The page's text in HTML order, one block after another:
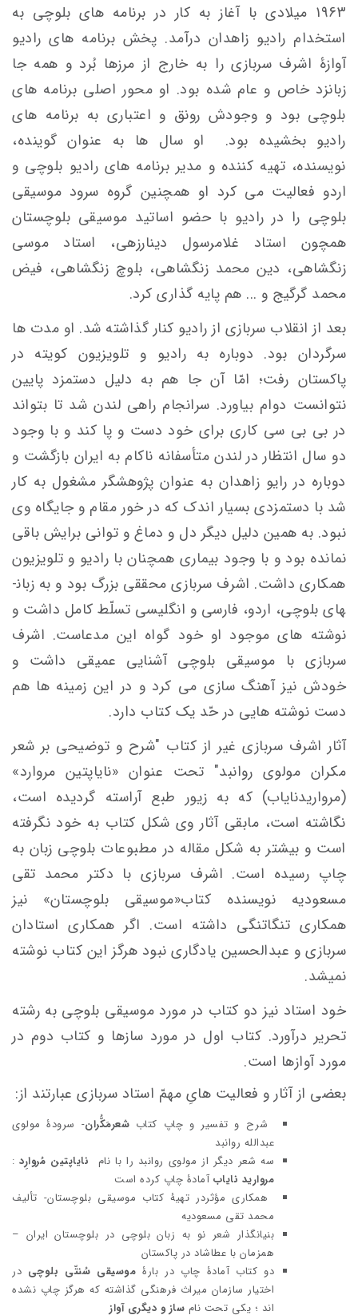
1963 میلادی با آغاز به کار در برنامه های بلوچی به
استخدام رادیو زاهدان درآمد. پخش برنامه های رادیو
آوازۀ اشرف سربازی را به خارج از مرزها بُرد و همه جا
زبانزد خاص و عام شده بود. او محور اصلی برنامه های
بلوچی بود و وجودش رونق و اعتباری به برنامه های
رادیو بخشیده بود. او سال ها به عنوان گوینده،
نویسنده، تهیه کننده و مدیر برنامه های رادیو بلوچی و
اردو فعالیت می کرد او همچنین گروه سرود موسیقی
بلوچی را در رادیو با حضو اساتید موسیقی بلوچستان
همچون استاد غلامرسول دینارزهی، استاد موسی
زنگشاهی، دین محمد زنگشاهی، بلوچ زنگشاهی، فیض
محمد گرگیج و ... هم پایه ­گذاری کرد.
بعد از انقلاب سربازی از رادیو کنار گذاشته شد. او مدت ها
سرگردان بود. دوباره به رادیو و تلویزیون کویته در
پاکستان رفت؛ امّا آن جا هم به دلیل دستمزد پایین
نتوانست دوام بیاورد. سرانجام راهی لندن شد تا بتواند
در بی­ بی­ سی کاری برای خود دست و پا کند و با وجود
دو سال انتظار در لندن متأسفانه ناکام به ایران بازگشت و
دوباره در رایو زاهدان به عنوان پژوهشگر مشغول به کار
شد با دستمزدی بسیار اندک که در خور مقام و جایگاه وی
نبود. به همین دلیل دیگر دل و دماغ و توانی برایش باقی
نمانده بود و با وجود بیماری همچنان با رادیو و تلویزیون
همکاری داشت. اشرف سربازی محققی بزرگ بود و به زبان­
های بلوچی، اردو، فارسی و انگلیسی تسلّط کامل داشت و
نوشته های موجود او خود گواه این مدعاست. اشرف
سربازی با موسیقی بلوچی آشنایی عمیقی داشت و
خودش نیز آهنگ سازی می کرد و در این زمینه ها هم
دست نوشته هایی در حّد یک کتاب دارد.
آثار اشرف سربازی غیر از کتاب "شرح و توضیحی بر شعر
مکران مولوی روانبد" تحت عنوان ­«نایاپتین­ مروارد»
(مروارید­نایاب) که به زیور طبع آراسته گردیده است،
نگاشته است، مابقی آثار وی شکل کتاب به خود نگرفته
است و بیشتر به شکل مقاله در مطبوعات بلوچی زبان به
چاپ رسیده است. اشرف سربازی با دکتر محمد تقی
مسعودیه نویسنده کتاب«موسیقی بلوچستان» نیز
همکاری تنگاتنگی داشته است. اگر همکاری استادان
سربازی و عبدالحسین یادگاری نبود هرگز این کتاب نوشته
نمیشد.
خود استاد نیز دو کتاب در مورد موسیقی بلوچی به رشته
تحریر درآورد. کتاب اول در مورد سازها و کتاب دوم در
مورد آوازها است.
بعضی از آثار و فعالیت هایِ مهمّ استاد سربازی عبارتند از:
شرح و تفسیر و چاپ کتاب شعرمَکُّران- سرودۀ مولوی
عبدالله روانبد
سه شعر دیگر از مولوی روانبد را با نام نایاپتین مُروارِد:
مروارید نایاب آمادۀ چاپ کرده است
همکاری مؤثردر تهیۀ کتاب موسیقی بلوچستان- تألیف
محمد تقی مسعودیه
بنیانگذار شعر نو به زبان بلوچی در بلوچستان ایران –
همزمان با عطاشاد در پاکستان
دو کتاب آمادۀ چاپ در بارۀ موسیقی سُنتّی بلوچی در
اختیار سازمان میراث فرهنگی گذاشته که هرگز چاپ نشده
اند ؛ یکی تحت نام ساز و دیگری آواز